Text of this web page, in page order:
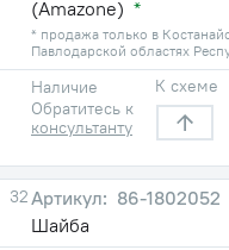
(Amazone) *
* продажа только в
Павлодарской областях
Наличие
Обратитесь к
консультанту
К схеме
32
86-1802052
Шайба